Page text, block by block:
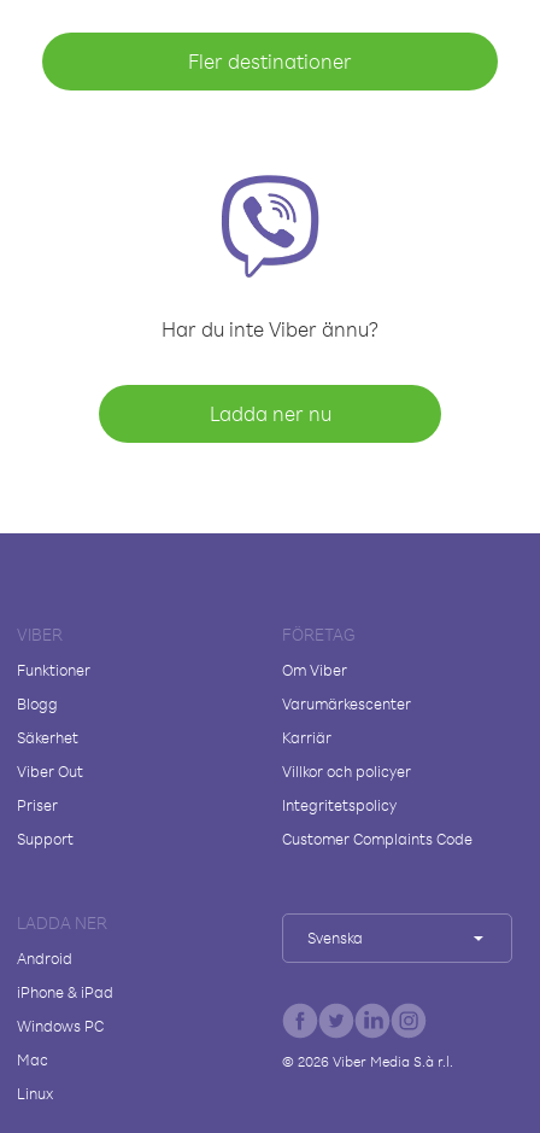
Fler destinationer
Har du inte Viber ännu?
Ladda ner nu
VIBER
Funktioner
Blogg
Säkerhet
Viber Out
Priser
Support
FÖRETAG
Om Viber
Varumärkescenter
Karriär
Villkor och policyer
Integritetspolicy
Customer Complaints Code
LADDA NER
Android
iPhone & iPad
Windows PC
Mac
Linux
Svenska
© 2026Viber Media S.à r.l.